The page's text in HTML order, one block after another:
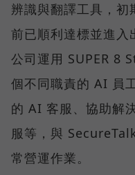
辨識與翻譯工具，初
前已順利達標並進入
公司運用 SUPER 8
個不同職責的 AI 員
的 AI 客服、協助解
服等，與
常營運作業。